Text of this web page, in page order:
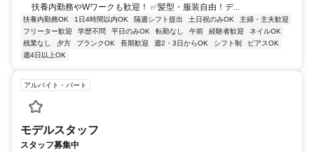
扶養内勤務やWワークも歓迎！ ✅髪型・服装自由！デ...
扶養内勤務OK 1日4時間以内OK 隔週シフト提出 土日祝のみOK
主婦・主夫歓迎
フリーター歓迎
学歴不問 平日のみOK 転勤なし 午前 経験者歓迎
ネイルOK
残業なし
夕方 ブランクOK 長期歓迎 週2・3日からOK シフト制
ピアスOK
週4日以上OK
アルバイト・パート
モデルスタッフ
スタッフ募集中